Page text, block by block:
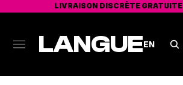
LIVRAISON DISCRÈTE GRATUITE
LANGUEEN